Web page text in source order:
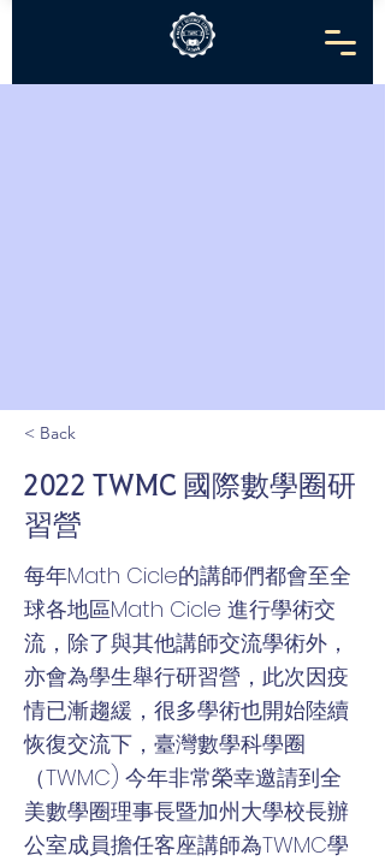
< Back
2022 TWMC 國際數學圈研
習營
每年Math Cicle的講師們都會至全
球各地區Math Cicle 進行學術交
流，除了與其他講師交流學術外，
亦會為學生舉行研習營，此次因疫
情已漸趨緩，很多學術也開始陸續
恢復交流下，臺灣數學科學圈
（TWMC) 今年非常榮幸邀請到全
美數學圈理事長暨加州大學校長辦
公室成員擔任客座講師為TWMC學